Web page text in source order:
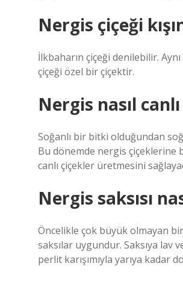
Nergis çiçeği
İlkbaharın çiçeği denilebilir.
çiçeği özel bir çiçektir.
Nergis nasıl
Soğanlı bir bitki olduğundan
Bu dönemde nergis çiçeklerine
canlı çiçekler üretmesini
Nergis saksısı
Öncelikle çok büyük olmayan
saksılar uygundur. Saksıya lav
perlit karışımıyla yarıya kadar